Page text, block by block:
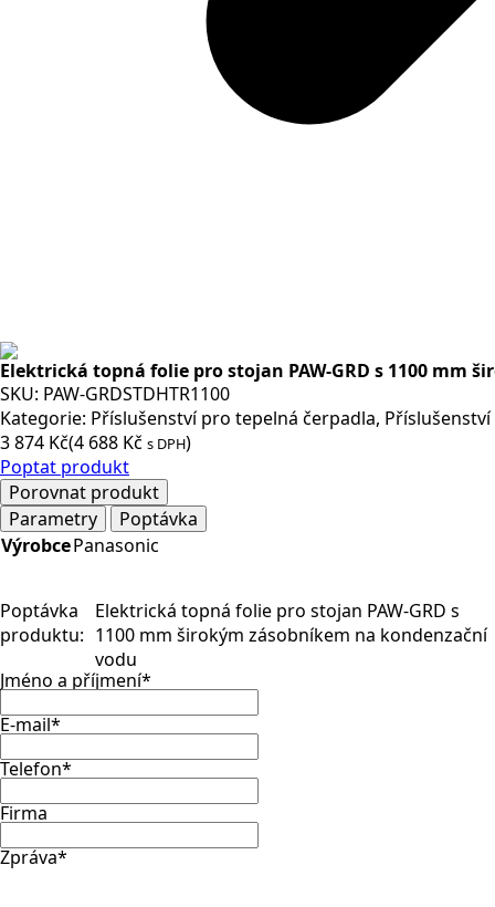
Elektrická topná folie pro stojan PAW-GRD s 1100 mm
SKU: PAW-GRDSTDHTR1100
Kategorie: Příslušenství pro tepelná čerpadla,
3 874 Kč(4 688 Kč s DPH)
Poptat produkt
Porovnat produkt
Parametry
Poptávka
VýrobcePanasonic
Poptávka
produktu:
Elektrická topná folie pro stojan PAW-GRD s
1100 mm širokým zásobníkem na kondenzační
vodu
Jméno a příjmení*
E-mail*
Telefon*
Firma
Zpráva*